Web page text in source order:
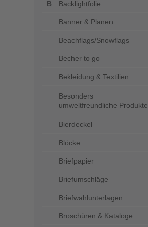
Backlightfolie
Banner & Planen
Beachflags/Snowflags
Becher to go
Bekleidung & Textilien
Besonders
umweltfreundliche Produkte
Bierdeckel
Blöcke
Briefpapier
Briefumschläge
Briefwahlunterlagen
Broschüren & Kataloge